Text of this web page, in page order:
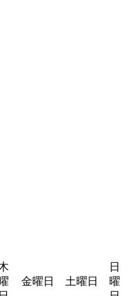
金曜日 土曜日
日
曜